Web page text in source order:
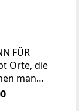
FÜR
Orte, die
man
idyllischen